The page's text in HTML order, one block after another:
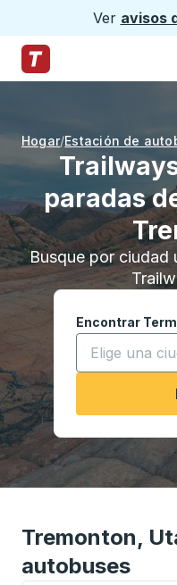
Ver avisos
Página de inicio de
Hogar Estación de
paradas
Busque por ciudad
Encontrar
Comience a
Tremonton,
autobuses